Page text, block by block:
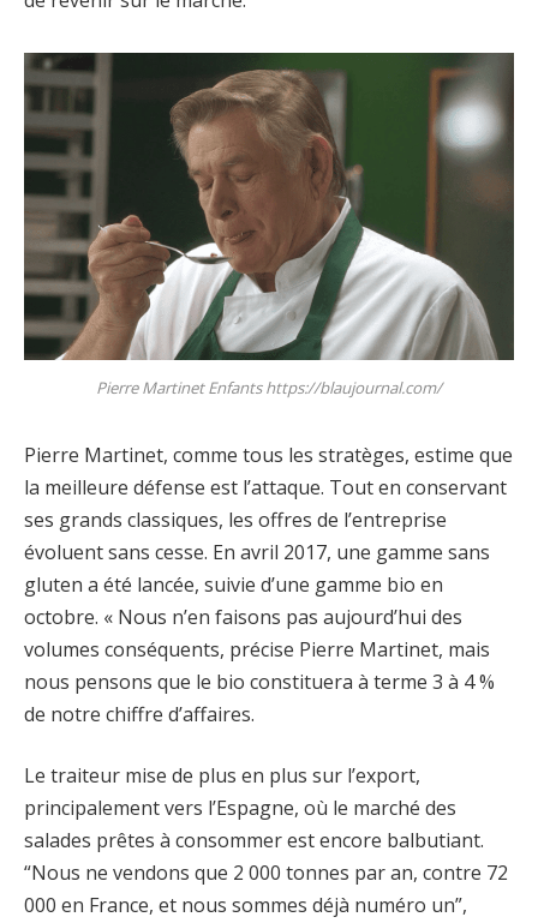
Pierre Martinet Enfants https://blaujournal.com/
Pierre Martinet, comme tous les stratèges, estime que
la meilleure défense est l’attaque. Tout en conservant
ses grands classiques, les offres de l’entreprise
évoluent sans cesse. En avril 2017, une gamme sans
gluten a été lancée, suivie d’une gamme bio en
octobre. « Nous n’en faisons pas aujourd’hui des
volumes conséquents, précise Pierre Martinet, mais
nous pensons que le bio constituera à terme 3 à 4 %
de notre chiffre d’affaires.
Le traiteur mise de plus en plus sur l’export,
principalement vers l’Espagne, où le marché des
salades prêtes à consommer est encore balbutiant.
“Nous ne vendons que 2 000 tonnes par an, contre 72
000 en France, et nous sommes déjà numéro un”,